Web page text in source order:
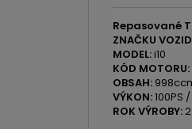
Repasované
ZNAČKU
MODEL:i10
KÓD MOTORU:
OBSAH:
VÝKON:100PS
ROK VÝROBY: